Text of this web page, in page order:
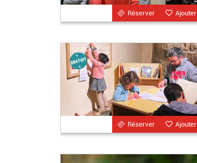
Ajouter
Réserver
Ajouter
Réserver